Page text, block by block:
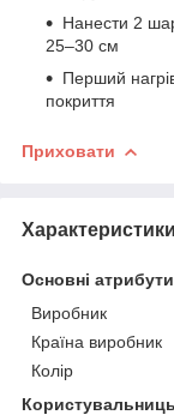
Нанести 2
25–30 см
Перший
покриття
Приховати
Характеристики
Основні атрибути
Виробник
Країна виробник
Колір